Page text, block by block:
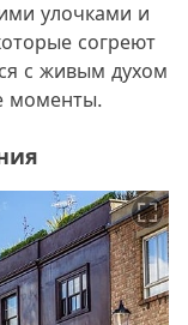
улочками и
согреют
с живым духом
моменты.